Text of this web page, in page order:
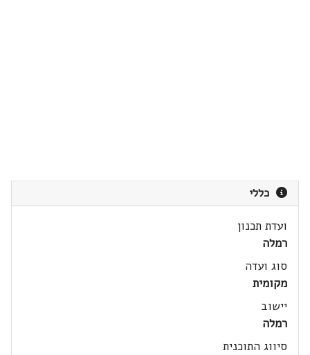
כללי
ועדת תכנון
רמלה
סוג ועדה
מקומית
יישוב
רמלה
סיווג התוכנית